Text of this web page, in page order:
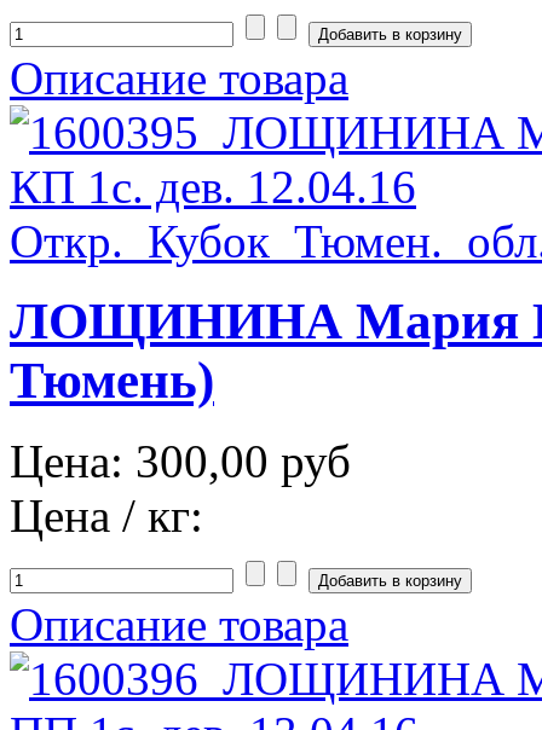
Описание товара
ЛОЩИНИНА Мария
Тюмень)
Цена: 300,00 руб
Цена / кг:
Описание товара